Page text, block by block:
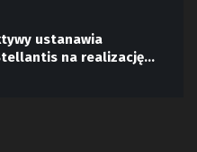
ustanawia
na realizację…